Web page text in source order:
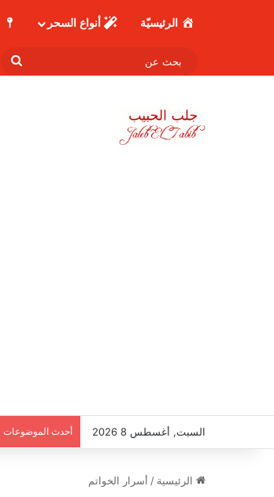
الرئيسيّة أنواع السحر
السبت, أغسطس 8 2026 أحدث الموضوعات
الرئيسية / أسرار الخواتم